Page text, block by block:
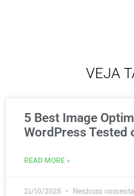
VEJA
5 Best Image
WordPress Tested
READ MORE »
21/10/2025 Nenhum